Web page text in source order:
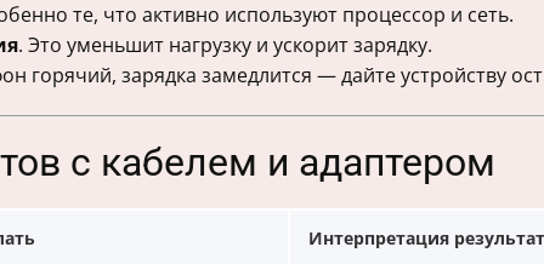
те, что активно используют процессор и сеть.
. Это уменьшит нагрузку и ускорит зарядку.
горячий, зарядка замедлится — дайте устройству
с кабелем и адаптером
Интерпретация